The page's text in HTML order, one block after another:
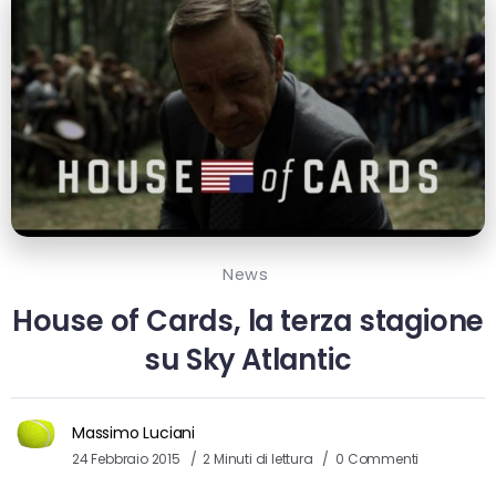
News
House of Cards, la terza stagione
su Sky Atlantic
Massimo Luciani
24 Febbraio 2015 2 Minuti di lettura 0 Commenti